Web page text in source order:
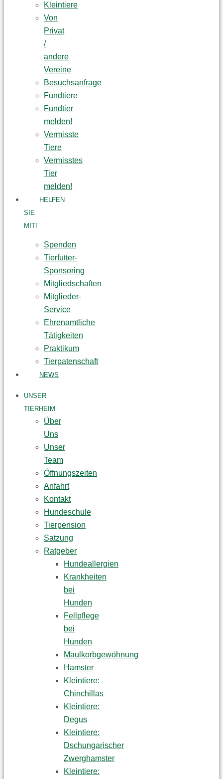
Kleintiere
Von
Privat
/
andere
Vereine
Besuchsanfrage
Fundtiere
Fundtier
melden!
Vermisste
Tiere
Vermisstes
Tier
melden!
HELFEN
SIE
MIT!
Spenden
Tierfutter-
Sponsoring
Mitgliedschaften
Mitglieder-
Service
Ehrenamtliche
Tätigkeiten
Praktikum
Tierpatenschaft
NEWS
UNSER
TIERHEIM
Über
Uns
Unser
Team
Öffnungszeiten
Anfahrt
Kontakt
Hundeschule
Tierpension
Satzung
Ratgeber
Hundeallergien
Krankheiten
bei
Hunden
Fellpflege
bei
Hunden
Maulkorbgewöhnung
Hamster
Kleintiere:
Chinchillas
Kleintiere:
Degus
Kleintiere:
Dschungarischer
Zwerghamster
Kleintiere: